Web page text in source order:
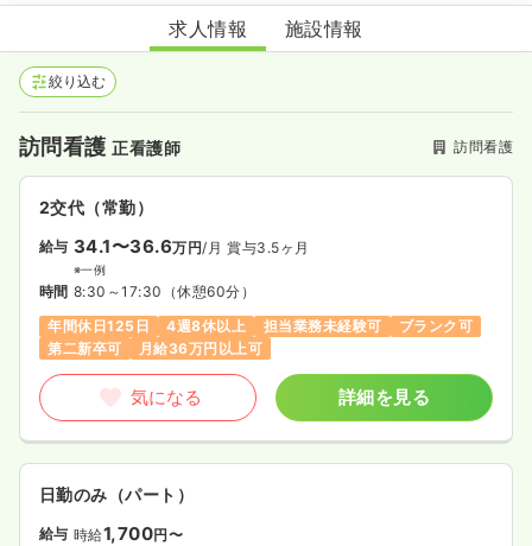
ホスピス対応型住宅リベル草加
求人情報 施設情報
絞り込む
訪問看護正看護師 訪問看護
2交代（常勤）
給与 34.1〜36.6万円/月 賞与3.5ヶ月
※一例
時間 8:30～17:30 （休憩60分）
年間休日125日
4週8休以上 担当業務未経験可
ブランク可
第二新卒可
月給36万円以上可
気になる 詳細を見る
日勤のみ（パート）
給与 時給1,700円〜